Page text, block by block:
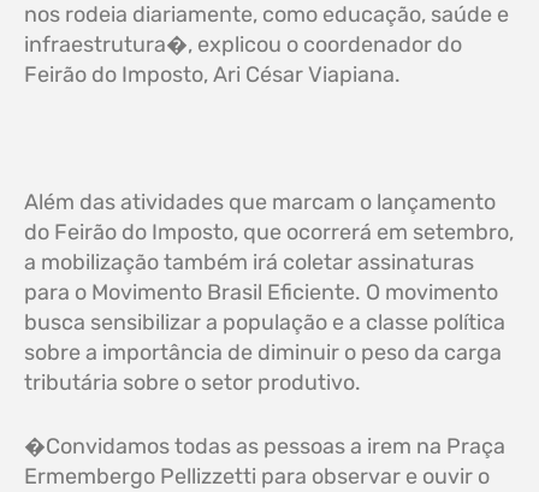
nos rodeia diariamente, como educação, saúde e
infraestrutura�, explicou o coordenador do
Feirão do Imposto, Ari César Viapiana.
Além das atividades que marcam o lançamento
do Feirão do Imposto, que ocorrerá em setembro,
a mobilização também irá coletar assinaturas
para o Movimento Brasil Eficiente. O movimento
busca sensibilizar a população e a classe política
sobre a importância de diminuir o peso da carga
tributária sobre o setor produtivo.
�Convidamos todas as pessoas a irem na Praça
Ermembergo Pellizzetti para observar e ouvir o